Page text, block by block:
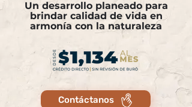
Un desarrollo planeado para
brindar calidad de vida en
armonía con la naturaleza
Contáctanos